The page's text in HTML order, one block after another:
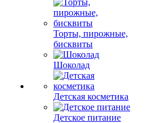
Торты, пирожные,
бисквиты
Шоколад
Детская косметика
Детское питание